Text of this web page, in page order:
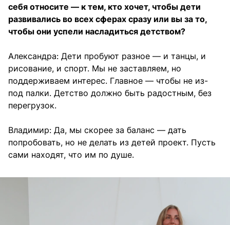
себя относите — к тем, кто хочет, чтобы дети
развивались во всех сферах сразу или вы за то,
чтобы они успели насладиться детством?
Александра: Дети пробуют разное — и танцы, и
рисование, и спорт. Мы не заставляем, но
поддерживаем интерес. Главное — чтобы не из-
под палки. Детство должно быть радостным, без
перегрузок.
Владимир: Да, мы скорее за баланс — дать
попробовать, но не делать из детей проект. Пусть
сами находят, что им по душе.